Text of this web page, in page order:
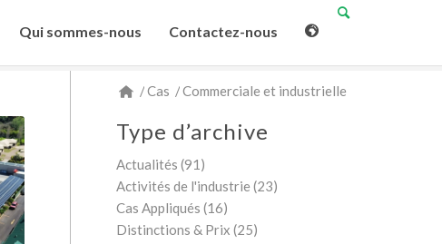
Qui sommes-nous Contactez-nous
/Cas /Commerciale et industrielle
Type d’archive
Actualités (91)
Activités de l'industrie (23)
Cas Appliqués (16)
Distinctions & Prix (25)